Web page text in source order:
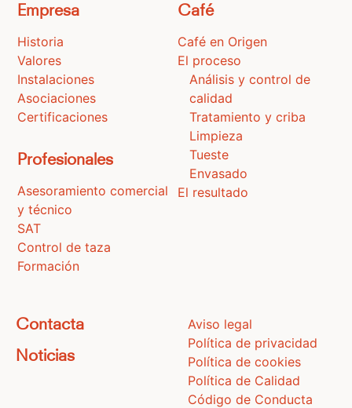
Empresa
Historia
Valores
Instalaciones
Asociaciones
Certificaciones
Profesionales
Asesoramiento comercial
y técnico
SAT
Control de taza
Formación
Café
Café en Origen
El proceso
Análisis y control de
calidad
Tratamiento y criba
Limpieza
Tueste
Envasado
El resultado
Contacta
Noticias
Aviso legal
Política de privacidad
Política de cookies
Política de Calidad
Código de Conducta